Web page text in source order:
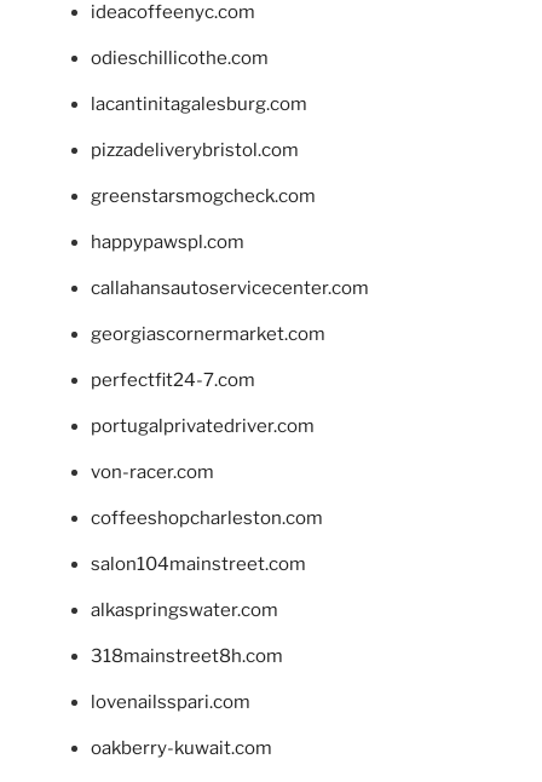
ideacoffeenyc.com
odieschillicothe.com
lacantinitagalesburg.com
pizzadeliverybristol.com
greenstarsmogcheck.com
happypawspl.com
callahansautoservicecenter.com
georgiascornermarket.com
perfectfit24-7.com
portugalprivatedriver.com
von-racer.com
coffeeshopcharleston.com
salon104mainstreet.com
alkaspringswater.com
318mainstreet8h.com
lovenailsspari.com
oakberry-kuwait.com